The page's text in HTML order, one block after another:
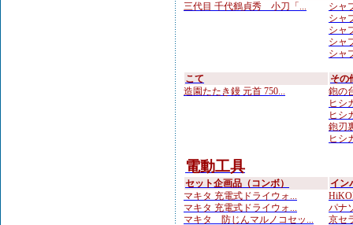
三代目 千代鶴貞秀 小刀「...
シャ
シャ
シャ
シャ
シャ
こて
造園たたき鏝 元首 750...
その
鉋の
ヒシ
ヒシ
鉋刃
ヒシ
電動工具
セット企画品（コンボ）
マキタ 充電式ドライウォ...
マキタ 充電式ドライウォ...
マキタ 防じんマルノコセッ...
イン
パナ
京セ